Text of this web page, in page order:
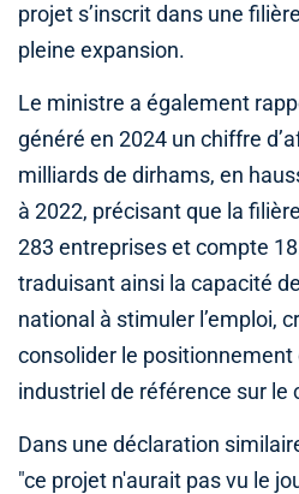
projet s’inscrit dans une
pleine expansion.
Le ministre a également
généré en 2024 un chiffre
milliards de dirhams, en
à 2022, précisant que la
283 entreprises et compte
traduisant ainsi la capacité
national à stimuler l’emploi,
consolider le
industriel de référence sur le
Dans une déclaration
"ce projet n'aurait pas vu le